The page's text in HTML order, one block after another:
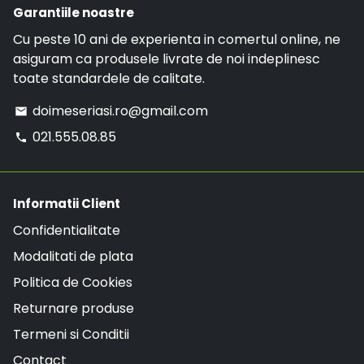
Garantiile noastre
Cu peste 10 ani de experienta in comertul online, ne
asiguram ca produsele livrate de noi indeplinesc
toate standardele de calitate.
email doimeseriasi.ro@gmail.com
phone 021.555.08.85
Informatii Client
Confidentialitate
Modalitati de plata
Politica de Cookies
Returnare produse
Termeni si Conditii